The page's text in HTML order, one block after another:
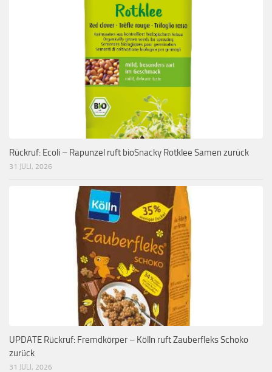
Rückruf: Ecoli – Rapunzel ruft bioSnacky Rotklee Samen zurück
31 JULI, 2026
UPDATE Rückruf: Fremdkörper – Kölln ruft Zauberfleks Schoko
zurück
31 JULI, 2026